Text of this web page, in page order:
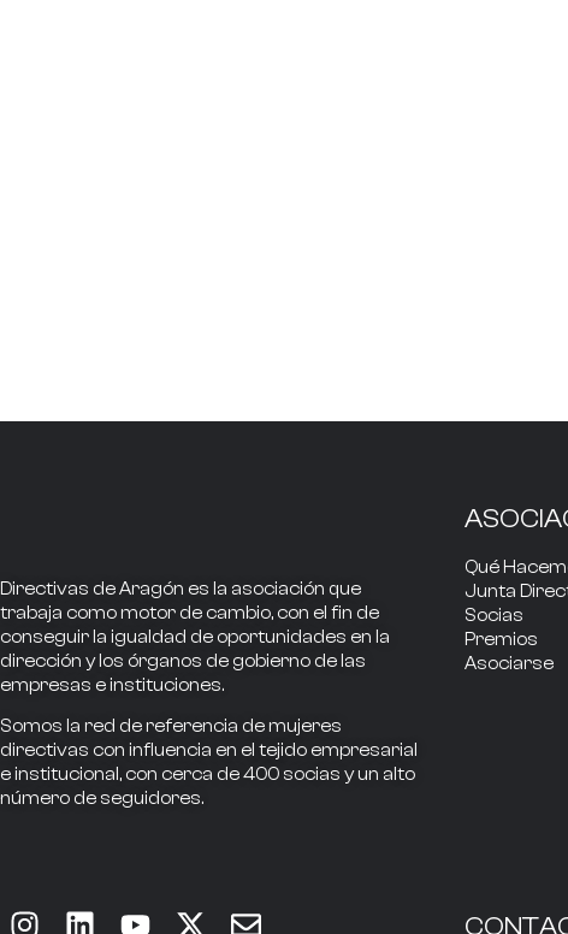
Directivas de Aragón es la asociación que
trabaja comomotor de cambio, con el fin de
conseguir la igualdad de oportunidades en la
dirección y los órganos de gobierno de las
empresas e instituciones.
Somos la red de referencia de mujeres
directivas con influencia en el tejido empresarial
e institucional, con cerca de400 socias y un alto
número de seguidores.
Qué
Junta
Socias
Premios
Asociarse